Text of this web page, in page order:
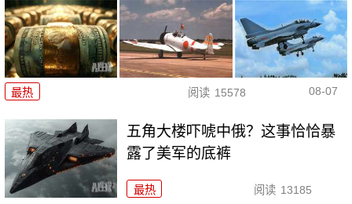
最热 阅读 15578 08-07
五角大楼吓唬中俄？这事恰恰暴
露了美军的底裤
最热 阅读 13185